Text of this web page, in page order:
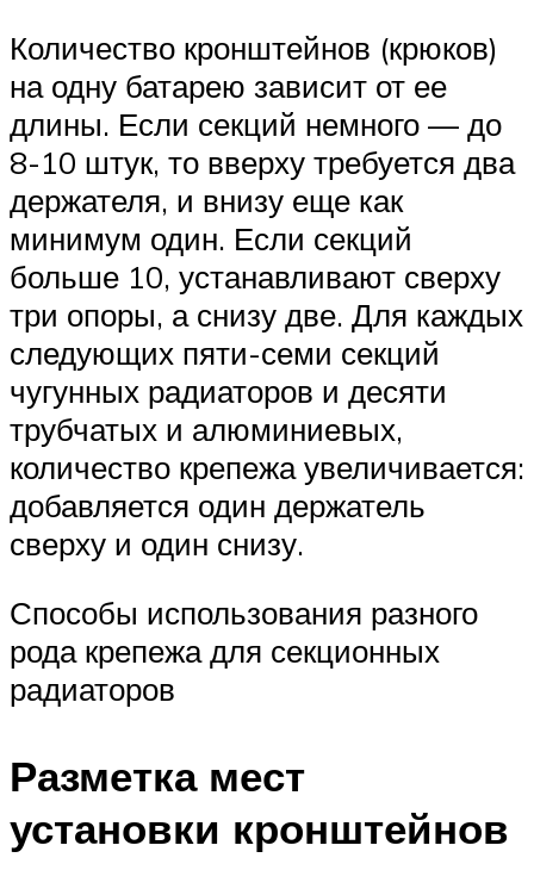
Количество кронштейнов (крюков)
на одну батарею зависит от ее
длины. Если секций немного — до
8-10 штук, то вверху требуется два
держателя, и внизу еще как
минимум один. Если секций
больше 10, устанавливают сверху
три опоры, а снизу две. Для каждых
следующих пяти-семи секций
чугунных радиаторов и десяти
трубчатых и алюминиевых,
количество крепежа увеличивается:
добавляется один держатель
сверху и один снизу.
Способы использования разного
рода крепежа для секционных
радиаторов
Разметка мест
установки кронштейнов